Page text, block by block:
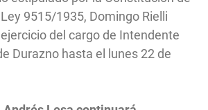
9515/1935, Domingo Rielli
del cargo de Intendente
Durazno hasta el lunes 22 de